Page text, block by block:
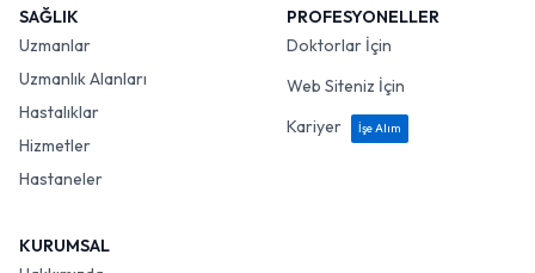
SAĞLIK
Uzmanlar
Uzmanlık Alanları
Hastalıklar
Hizmetler
Hastaneler
PROFESYONELLER
Doktorlar İçin
Web Siteniz İçin
Kariyer
İşe Alım
KURUMSAL